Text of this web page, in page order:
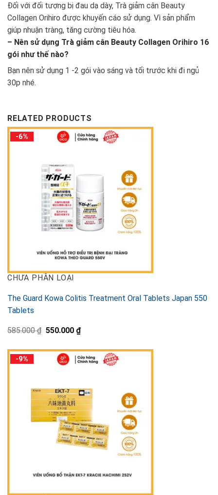
Đối với đối tượng bị đau dạ dày, Trà giảm cân Beauty
Collagen Orihiro được khuyến cáo sử dụng. Vì sản phẩm
giúp nhuận tràng, tăng cường tiêu hóa.
– Nên sử dụng Trà giảm cân Beauty Collagen Orihiro 16
gói như thế nào?
Bạn nên sử dụng 1 -2 gói vào sáng và tối trước khi đi ngủ
30p nhé.
RELATED PRODUCTS
-6%
CHƯA PHÂN LOẠI
The Guard Kowa Colitis Treatment Oral Tablets Japan 550
Tablets
585.000₫ Original
585.000 ₫.
550.000 ₫Current
550.000 ₫.
-9%